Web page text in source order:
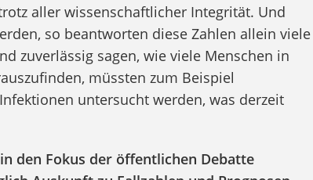
aller wissenschaftlicher Integrität. Und
so beantworten diese Zahlen allein viele
zuverlässig sagen, wie viele Menschen in
müssten zum Beispiel
untersucht werden, was derzeit
den Fokus der öffentlichen Debatte